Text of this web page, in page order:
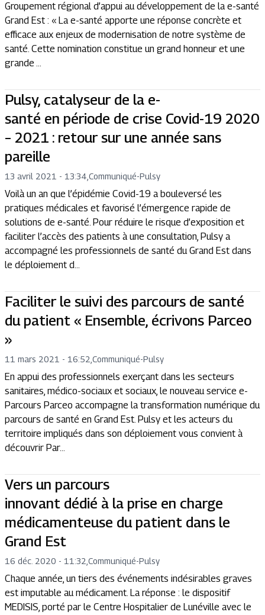
Groupement régional d’appui au développement de la e-santé
Grand Est : « La e-santé apporte une réponse concrète et
efficace aux enjeux de modernisation de notre système de
santé. Cette nomination constitue un grand honneur et une
grande ...
Pulsy, catalyseur de la e-
santé en période de crise Covid-19 2020
– 2021 : retour sur une année sans
pareille
13 avril 2021 - 13:34 Communiqué-Pulsy
Voilà un an que l’épidémie Covid-19 a bouleversé les
pratiques médicales et favorisé l’émergence rapide de
solutions de e-santé. Pour réduire le risque d’exposition et
faciliter l’accès des patients à une consultation, Pulsy a
accompagné les professionnels de santé du Grand Est dans
le déploiement d...
Faciliter le suivi des parcours de santé
du patient « Ensemble, écrivons Parceo
»
11 mars 2021 - 16:52 Communiqué-Pulsy
En appui des professionnels exerçant dans les secteurs
sanitaires, médico-sociaux et sociaux, le nouveau service e-
Parcours Parceo accompagne la transformation numérique du
parcours de santé en Grand Est. Pulsy et les acteurs du
territoire impliqués dans son déploiement vous convient à
découvrir Par...
Vers un parcours
innovant dédié à la prise en charge
médicamenteuse du patient dans le
Grand Est
16 déc. 2020 - 11:32 Communiqué-Pulsy
Chaque année, un tiers des événements indésirables graves
est imputable au médicament. La réponse : le dispositif
MEDISIS, porté par le Centre Hospitalier de Lunéville avec le